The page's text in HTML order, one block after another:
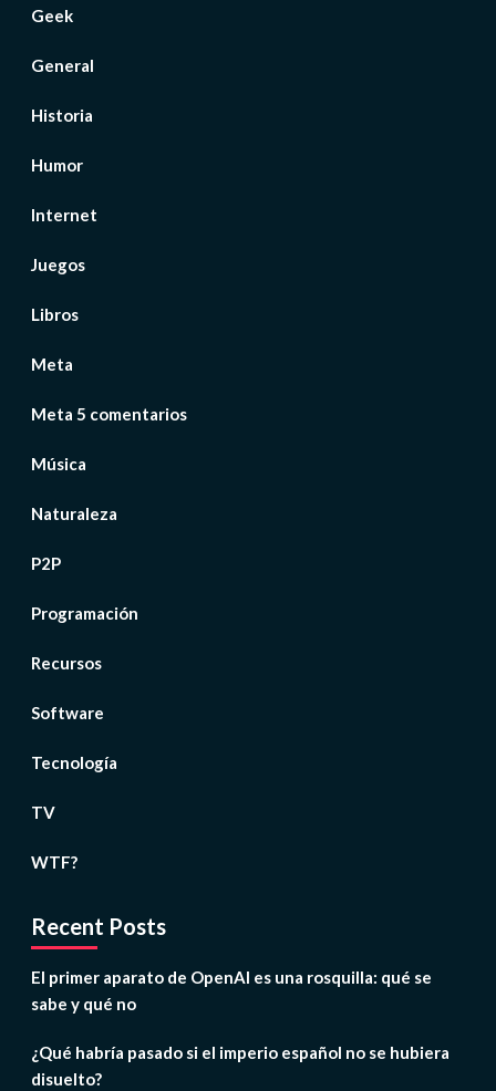
Geek
General
Historia
Humor
Internet
Juegos
Libros
Meta
Meta 5 comentarios
Música
Naturaleza
P2P
Programación
Recursos
Software
Tecnología
TV
WTF?
Recent Posts
El primer aparato de OpenAI es una rosquilla: qué se
sabe y qué no
¿Qué habría pasado si el imperio español no se hubiera
disuelto?